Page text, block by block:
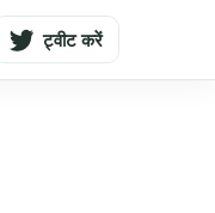
ट्वीट करें